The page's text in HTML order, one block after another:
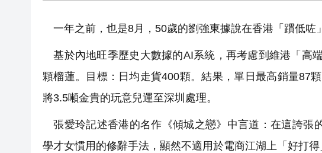
一年之前，也是8月，50歲的劉強東據說在香港「躀低咗
基於內地旺季歷史大數據的AI系統，再考慮到維港「高
顆榴蓮。目標：日均走貨400顆。結果，單日最高銷量87
將3.5噸金貴的玩意兒運至深圳處理。
張愛玲記述香港的名作《傾城之戀》中言道：在這誇張
學才女慣用的修辭手法，顯然不適用於電商江湖上「好打得